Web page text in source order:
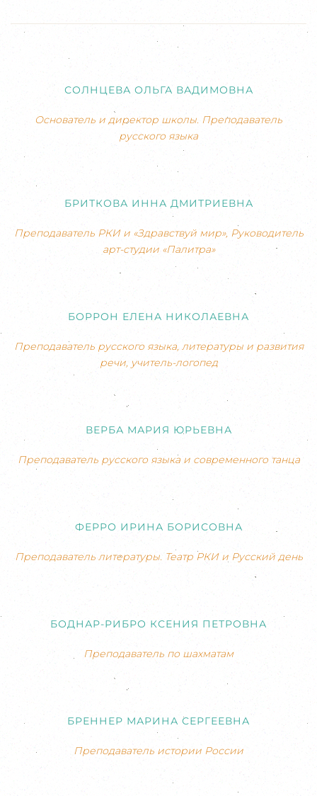
СОЛНЦЕВА ОЛЬГА ВАДИМОВНА
Основатель и директор школы. Преподаватель
русского языка
БРИТКОВА ИННА ДМИТРИЕВНА
Преподаватель РКИ и «Здравствуй мир», Руководитель
арт-студии «Палитра»
БОРРОН ЕЛЕНА НИКОЛАЕВНА
Преподаватель русского языка, литературы и развития
речи, учитель-логопед
ВЕРБА МАРИЯ ЮРЬЕВНА
Преподаватель русского языка и современного танца
ФЕРРО ИРИНА БОРИСОВНА
Преподаватель литературы. Театр РКИ и Русский день
БОДНАР-РИБРО КСЕНИЯ ПЕТРОВНА
Преподаватель по шахматам
БРЕННЕР МАРИНА СЕРГЕЕВНА
Преподаватель истории России